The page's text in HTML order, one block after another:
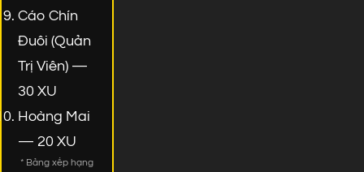
Cáo Chín
Đuôi (Quản
Trị Viên) —
30 XU
Hoàng Mai
— 20 XU
* Bảng xếp hạng